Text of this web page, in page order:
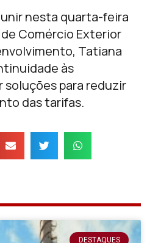
nesta quarta-feira
Comércio Exterior
Tatiana
às
soluções para reduzir
das tarifas.
DESTAQUES